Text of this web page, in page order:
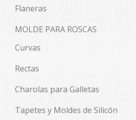
Flaneras
MOLDE PARA ROSCAS
Curvas
Rectas
Charolas para Galletas
Tapetes y Moldes de Silicón